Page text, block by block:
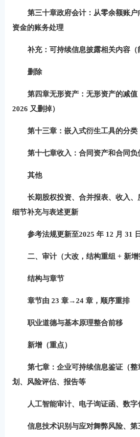
第三十章政府会计： 从零余额账
资金的账务处理
补充： 可持续信息披露相关内容（
删除
第四章无形资产： 无形资产的减值
2026 又删掉）
第十三章： 嵌入式衍生工具的分类
第十七章收入： 合同资产和合同负
其他
长期股权投资、合并报表、收入、
细节补充与表述更新
参考法规更新至2025 年 12 月 31 日
二、审计（大改，结构重组 + 新增
结构与章节
章节由 23 章→24 章，顺序重排
职业道德与基本原理整合前移
新增（重点）
第七章：企业可持续信息鉴证（整
划、风险评估、报告等
人工智能审计、电子询证函、 数字
信息技术识别与应对舞弊风险、第